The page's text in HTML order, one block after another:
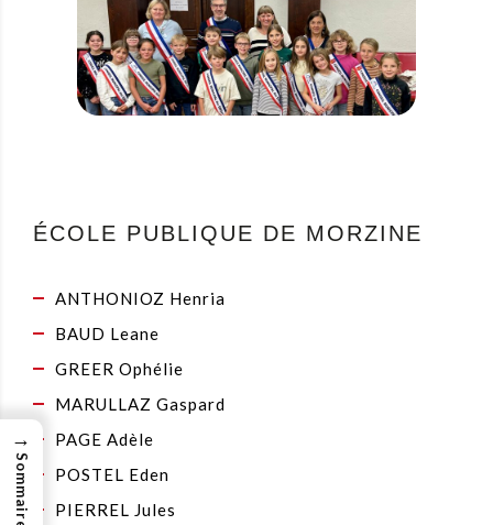
ÉCOLE PUBLIQUE DE MORZINE
ANTHONIOZ Henria
BAUD Leane
GREER Ophélie
MARULLAZ Gaspard
PAGE Adèle
POSTEL Eden
PIERREL Jules
→
Sommaire